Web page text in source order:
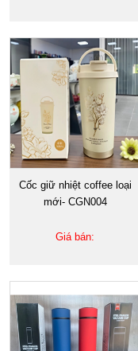
Cốc giữ nhiệt coffee loại
mới- CGN004
Giá bán: